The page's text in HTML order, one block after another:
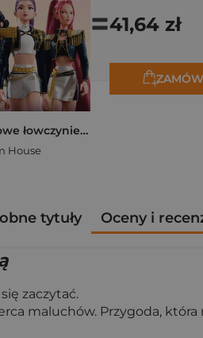
K-popowe łowczynie demonów. Mój golden journal. Oficjalny dziennik
House
=41,64 zł
tytuły Oceny i
zaczytać.
maluchów. Przygoda, która